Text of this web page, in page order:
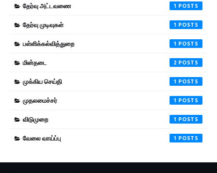
தேர்வு அட்டவணை 1
தேர்வு முடிவுகள் 1
பள்ளிக்கல்வித்துறை 1
மின்தடை 2
முக்கிய செய்தி 1
முதலமைச்சர் 1
விடுமுறை 1
வேலை வாய்ப்பு 1